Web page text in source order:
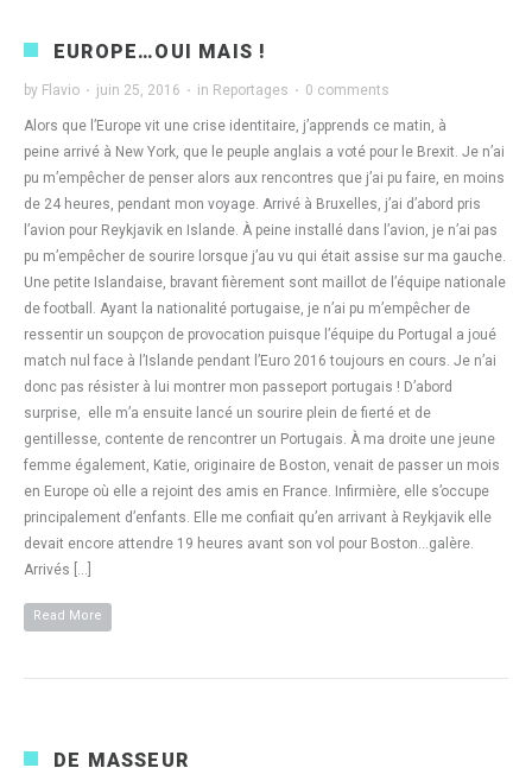
EUROPE…OUI MAIS !
by Flavio · juin 25, 2016 · in Reportages · 0 comments
Alors que l’Europe vit une crise identitaire, j’apprends ce matin, à
peine arrivé à New York, que le peuple anglais a voté pour le Brexit. Je n’ai
pu m’empêcher de penser alors aux rencontres que j’ai pu faire, en moins
de 24 heures, pendant mon voyage. Arrivé à Bruxelles, j’ai d’abord pris
l’avion pour Reykjavik en Islande. À peine installé dans l’avion, je n’ai pas
pu m’empêcher de sourire lorsque j’au vu qui était assise sur ma gauche.
Une petite Islandaise, bravant fièrement sont maillot de l’équipe nationale
de football. Ayant la nationalité portugaise, je n’ai pu m’empêcher de
ressentir un soupçon de provocation puisque l’équipe du Portugal a joué
match nul face à l’Islande pendant l’Euro 2016 toujours en cours. Je n’ai
donc pas résister à lui montrer mon passeport portugais ! D’abord
surprise, elle m’a ensuite lancé un sourire plein de fierté et de
gentillesse, contente de rencontrer un Portugais. À ma droite une jeune
femme également, Katie, originaire de Boston, venait de passer un mois
en Europe où elle a rejoint des amis en France. Infirmière, elle s’occupe
principalement d’enfants. Elle me confiait qu’en arrivant à Reykjavik elle
devait encore attendre 19 heures avant son vol pour Boston…galère.
Arrivés […]
Read More
DE MASSEUR